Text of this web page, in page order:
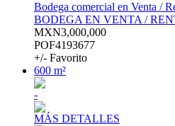
Bodega comercial en Venta /
BODEGA EN VENTA /
MXN3,000,000
POF4193677
+/- Favorito
600 m²
-
MÁS DETALLES